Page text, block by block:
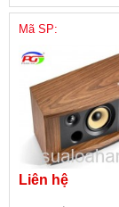
Mã SP:
Liên hệ